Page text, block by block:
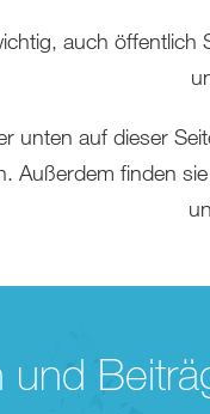
auch öffentlich
unten auf dieser
Außerdem finden
und